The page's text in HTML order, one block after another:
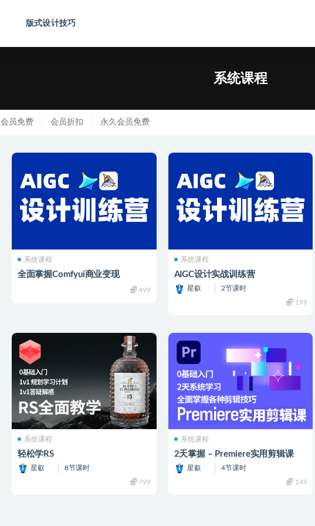
版式设计技巧
系统课程
会员免费 会员折扣 永久会员免费
系统课程
全面掌握Comfyui商业变现
499
系统课程
AIGC设计实战训练营
星叡
2节课时
199
系统课程
轻松学RS
星叡
8节课时
799
系统课程
2天掌握 – Premiere实用剪辑课
星叡
4节课时
149